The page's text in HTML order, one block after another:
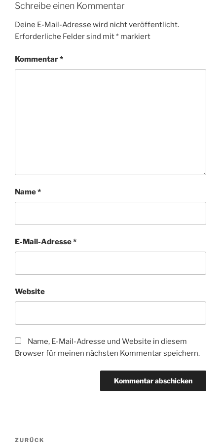
Schreibe einen Kommentar
Deine E-Mail-Adresse wird nicht veröffentlicht.
Erforderliche Felder sind mit* markiert
Kommentar*
Name*
E-Mail-Adresse*
Website
Name, E-Mail-Adresse und Website in diesem
Browser für meinen nächsten Kommentar speichern.
Beitragsnavigation
Vorheriger
ZURÜCK